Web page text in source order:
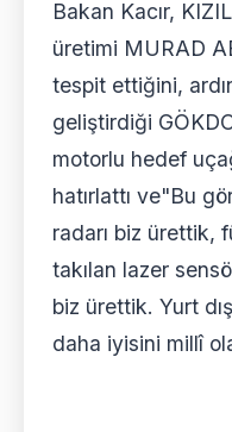
Bakan Kacır,
üretimi MURAD
tespit ettiğini,
geliştirdiği
motorlu hedef
hatırlattı ve"Bu
radarı biz ürettik,
takılan lazer
biz ürettik. Yurt
daha iyisini millî